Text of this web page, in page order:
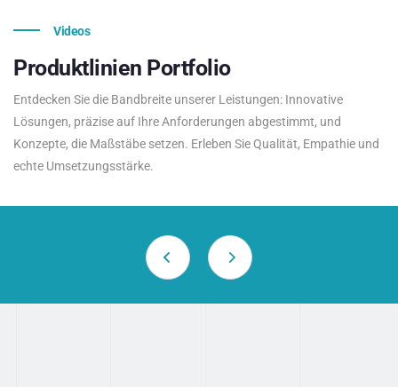
Videos
Produktlinien Portfolio
Entdecken Sie die Bandbreite unserer Leistungen: Innovative
Lösungen, präzise auf Ihre Anforderungen abgestimmt, und
Konzepte, die Maßstäbe setzen. Erleben Sie Qualität, Empathie und
echte Umsetzungsstärke.